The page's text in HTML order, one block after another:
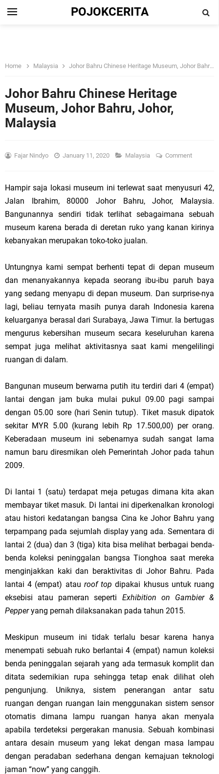
POJOKCERITA
Home Malaysia Johor Bahru Chinese Heritage Museum, Johor Bahru, Johor, Malaysia
Johor Bahru Chinese Heritage
Museum, Johor Bahru, Johor,
Malaysia
Fajar Nindyo January 11, 2020 Malaysia Comment
Hampir saja lokasi museum ini terlewat saat menyusuri 42,
Jalan Ibrahim, 80000 Johor Bahru, Johor, Malaysia.
Bangunannya sendiri tidak terlihat sebagaimana sebuah
museum karena berada di deretan ruko yang kanan kirinya
kebanyakan merupakan toko-toko jualan.
Untungnya kami sempat berhenti tepat di depan museum
dan menanyakannya kepada seorang ibu-ibu paruh baya
yang sedang menyapu di depan museum. Dan surprise-nya
lagi, beliau ternyata masih punya darah Indonesia karena
keluarganya berasal dari Surabaya, Jawa Timur. Ia bertugas
mengurus kebersihan museum secara keseluruhan karena
sempat juga melihat aktivitasnya saat kami mengelilingi
ruangan di dalam.
Bangunan museum berwarna putih itu terdiri dari 4 (empat)
lantai dengan jam buka mulai pukul 09.00 pagi sampai
dengan 05.00 sore (hari Senin tutup). Tiket masuk dipatok
sekitar MYR 5.00 (kurang lebih Rp 17.500,00) per orang.
Keberadaan museum ini sebenarnya sudah sangat lama
namun baru diresmikan oleh Pemerintah Johor pada tahun
2009.
Di lantai 1 (satu) terdapat meja petugas dimana kita akan
membayar tiket masuk. Di lantai ini diperkenalkan kronologi
atau histori kedatangan bangsa Cina ke Johor Bahru yang
terpampang pada sejumlah display yang ada. Sementara di
lantai 2 (dua) dan 3 (tiga) kita bisa melihat berbagai benda-
benda koleksi peninggalan bangsa Tionghoa saat mereka
menginjakkan kaki dan beraktivitas di Johor Bahru. Pada
lantai 4 (empat) atau roof top dipakai khusus untuk ruang
eksebisi atau pameran seperti Exhibition on Gambier &
Pepperyang pernah dilaksanakan pada tahun 2015.
Meskipun museum ini tidak terlalu besar karena hanya
menempati sebuah ruko berlantai 4 (empat) namun koleksi
benda peninggalan sejarah yang ada termasuk komplit dan
ditata sedemikian rupa sehingga tetap enak dilihat oleh
pengunjung. Uniknya, sistem penerangan antar satu
ruangan dengan ruangan lain menggunakan sistem sensor
otomatis dimana lampu ruangan hanya akan menyala
apabila terdeteksi pergerakan manusia. Sebuah kombinasi
antara desain museum yang lekat dengan masa lampau
dengan peradaban sederhana dengan kemajuan teknologi
jaman “now” yang canggih.